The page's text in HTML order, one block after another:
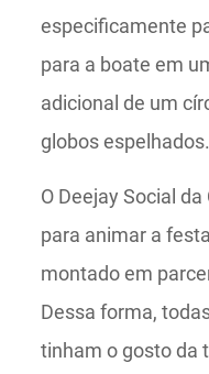
especificamente
para a boate em
adicional de um
globos espelhados.
O Deejay Social
para animar a
montado em
Dessa forma,
tinham o gosto da